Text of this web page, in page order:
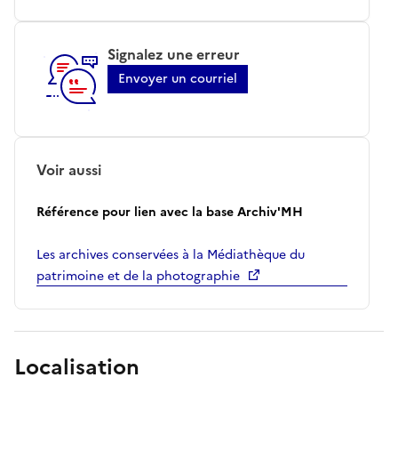
Signalez une erreur
Envoyer un courriel
Voir aussi
Référence pour lien avec la base Archiv'MH
Les archives conservées à la Médiathèque du
patrimoine et de la photographie
Localisation